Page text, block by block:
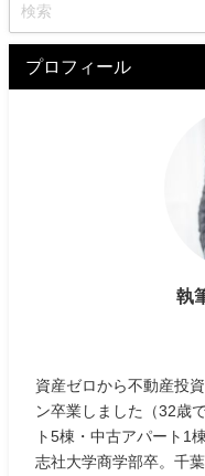
プロフィール
執
資産ゼロから不動産投
ン卒業しました（32歳
ト5棟・中古アパート1
志社大学商学部卒。千